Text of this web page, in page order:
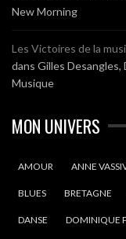
New Morning
Les Victoires de la
dans Gilles
Musique
MON UNIVERS
AMOUR ANNE
BLUES BRETAGNE
DANSE DOMINIQUE